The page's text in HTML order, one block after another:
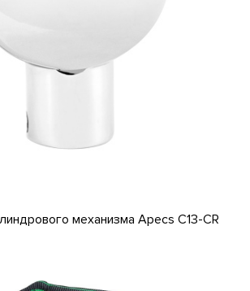
механизма Apecs C13-CR